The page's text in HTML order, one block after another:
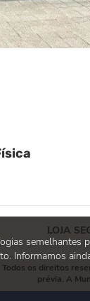
LOJA
Todos os direitos
prévia. A
semelhantes
Informamos